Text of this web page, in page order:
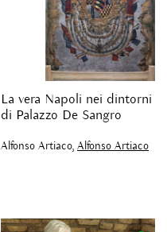
La vera Napoli nei dintorni
di Palazzo De Sangro
Alfonso Artiaco, Alfonso Artiaco